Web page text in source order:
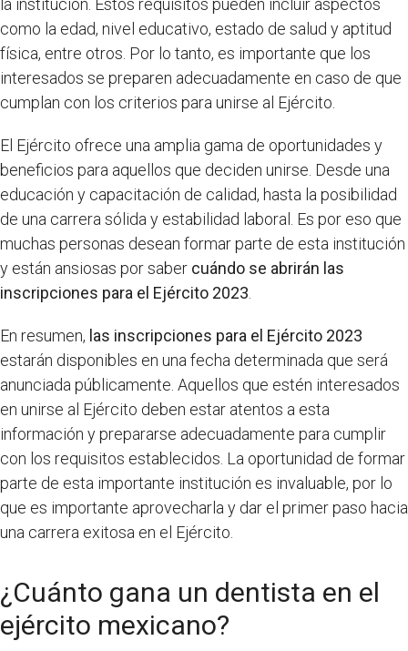
la institución. Estos requisitos pueden incluir aspectos
como la edad, nivel educativo, estado de salud y aptitud
física, entre otros. Por lo tanto, es importante que los
interesados se preparen adecuadamente en caso de que
cumplan con los criterios para unirse al Ejército.
El Ejército ofrece una amplia gama de oportunidades y
beneficios para aquellos que deciden unirse. Desde una
educación y capacitación de calidad, hasta la posibilidad
de una carrera sólida y estabilidad laboral. Es por eso que
muchas personas desean formar parte de esta institución
y están ansiosas por saber cuándo se abrirán las
inscripciones para el Ejército 2023
En resumen, las inscripciones para el Ejército 2023
estarán disponibles en una fecha determinada que será
anunciada públicamente. Aquellos que estén interesados
en unirse al Ejército deben estar atentos a esta
información y prepararse adecuadamente para cumplir
con los requisitos establecidos. La oportunidad de formar
parte de esta importante institución es invaluable, por lo
que es importante aprovecharla y dar el primer paso hacia
una carrera exitosa en el Ejército.
¿Cuánto gana un dentista en el
ejército mexicano?